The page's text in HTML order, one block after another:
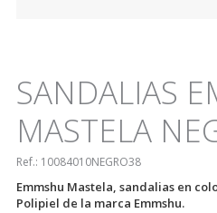
SANDALIAS
MASTELA
Ref.: 10084010NEGRO38
Emmshu Mastela, sandalias en
Polipiel de la marca Emmshu.